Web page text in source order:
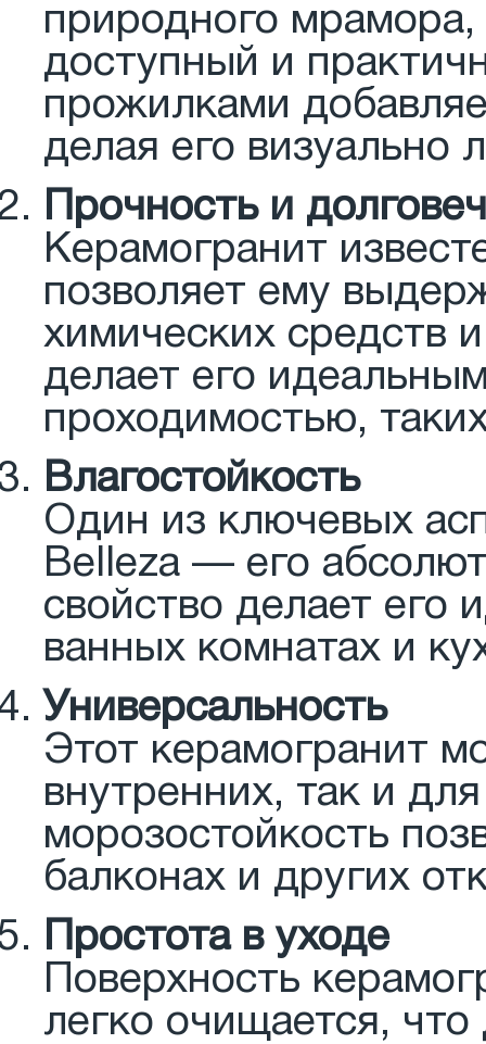
природного
доступный и
прожилками
делая его визуально
Прочность и
Керамогранит
позволяет ему
химических средств
делает его
проходимостью,
Влагостойкость
Один из ключевых
Belleza — его
свойство делает его
ванных комнатах и
Универсальность
Этот керамогранит
внутренних, так и
морозостойкость
балконах и других
Простота в уходе
Поверхность
легко очищается,